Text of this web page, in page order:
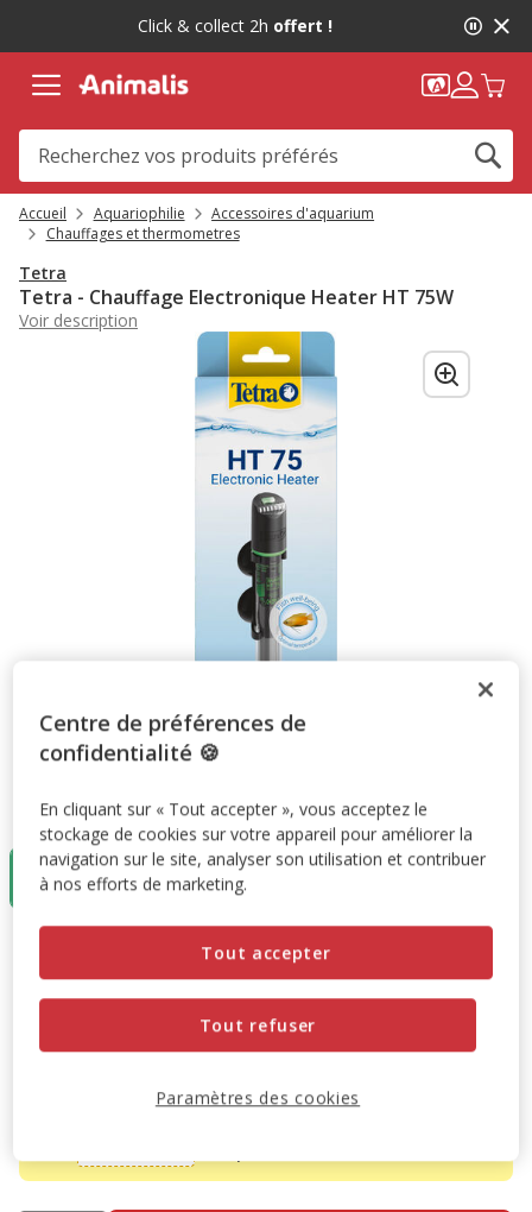
message,
Click & collect 2h offert !
Accueil Aquariophilie
Accessoires d'aquarium
Chauffages et thermometres
Tetra
Tetra - Chauffage Electronique Heater HT 75W
Voir description
Taille:1 unité
1 unité
26.99€
Promotion disponible
Animalis. Offre non cumulable aux autres promotions en
Centre de préférences de
confidentialité 🍪
En cliquant sur « Tout accepter », vous acceptez le
stockage de cookies sur votre appareil pour améliorer la
navigation sur le site, analyser son utilisation et contribuer
à nos efforts de marketing.
Tout refuser
Tout accepter
Paramètres des cookies